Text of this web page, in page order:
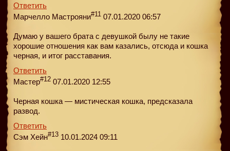
Ответить
Марчелло Мастрояни#11 07.01.2020 06:57
Думаю у вашего брата с девушкой былу не такие
хорошие отношения как вам казались, отсюда и кошка
черная, и итог расставания.
Ответить
Мастер#12 07.01.2020 12:55
Черная кошка — мистическая кошка, предсказала
развод.
Ответить
Сэм Хейн#13 10.01.2024 09:11